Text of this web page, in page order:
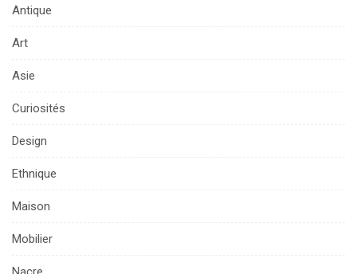
Antique
Art
Asie
Curiosités
Design
Ethnique
Maison
Mobilier